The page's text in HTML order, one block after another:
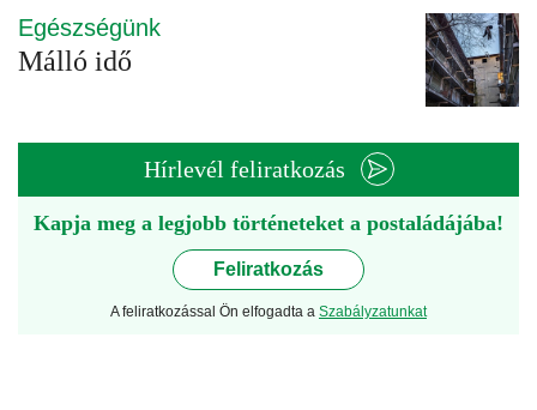
Egészségünk
Málló idő
Hírlevél feliratkozás
Kapja meg a legjobb történeteket a postaládájába!
Feliratkozás
A feliratkozással Ön elfogadta a Szabályzatunkat